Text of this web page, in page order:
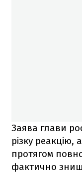
Заява глави
різку реакцію,
протягом
фактично